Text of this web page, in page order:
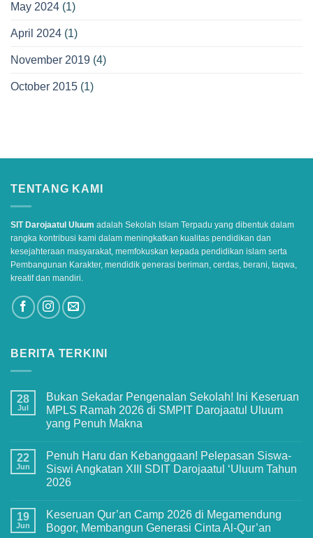
May 2024 (1)
April 2024 (1)
November 2019 (4)
October 2015 (1)
TENTANG KAMI
SIT Darojaatul Uluum adalah Sekolah Islam Terpadu yang dibentuk dalam
rangka kontribusi kami dalam meningkatkan kualitas pendidikan dan
kesejahteraan masyarakat, memfokuskan kepada pendidikan islam serta
Pembangunan Karakter, mendidik generasi beriman, cerdas, berani, taqwa,
kreatif dan mandiri.
BERITA TERKINI
28
Jul
Bukan Sekadar Pengenalan Sekolah! Ini Keseruan
MPLS Ramah 2026 di SMPIT Darojaatul Uluum
yang Penuh Makna
on
Bukan
Sekadar
Pengenalan
Keseruan
MPLS
Ramah
22
Jun
Penuh Haru dan Kebanggaan! Pelepasan Siswa-
Siswi Angkatan XIII SDIT Darojaatul ‘Uluum Tahun
2026
on
Penuh
Haru
19
Jun
Keseruan Qur’an Camp 2026 di Megamendung
Bogor, Membangun Generasi Cinta Al-Qur’an